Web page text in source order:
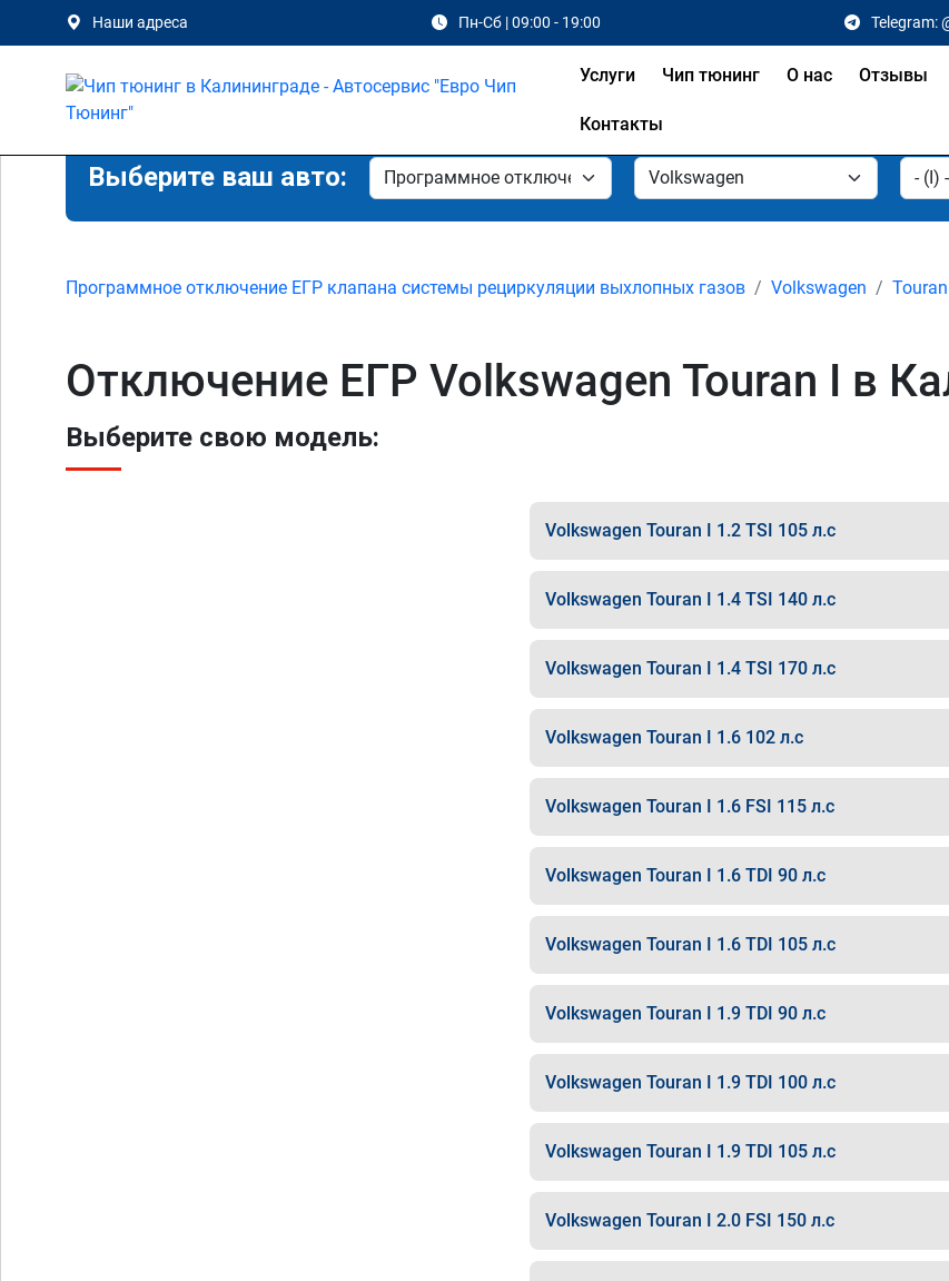
Наши адреса Пн-Сб | 09:00 - 19:00 Telegram:
Услуги Чип тюнинг О нас Отзывы
Контакты
Выберите ваш авто:
Программное отключение ЕГР клапана системы рециркуляции выхлопных газов Volkswagen Touran
Отключение ЕГР Volkswagen Touran I в
Выберите свою модель:
Volkswagen Touran I 1.2 TSI 105 л.с
Volkswagen Touran I 1.4 TSI 140 л.с
Volkswagen Touran I 1.4 TSI 170 л.с
Volkswagen Touran I 1.6 102 л.с
Volkswagen Touran I 1.6 FSI 115 л.с
Volkswagen Touran I 1.6 TDI 90 л.с
Volkswagen Touran I 1.6 TDI 105 л.с
Volkswagen Touran I 1.9 TDI 90 л.с
Volkswagen Touran I 1.9 TDI 100 л.с
Volkswagen Touran I 1.9 TDI 105 л.с
Volkswagen Touran I 2.0 FSI 150 л.с